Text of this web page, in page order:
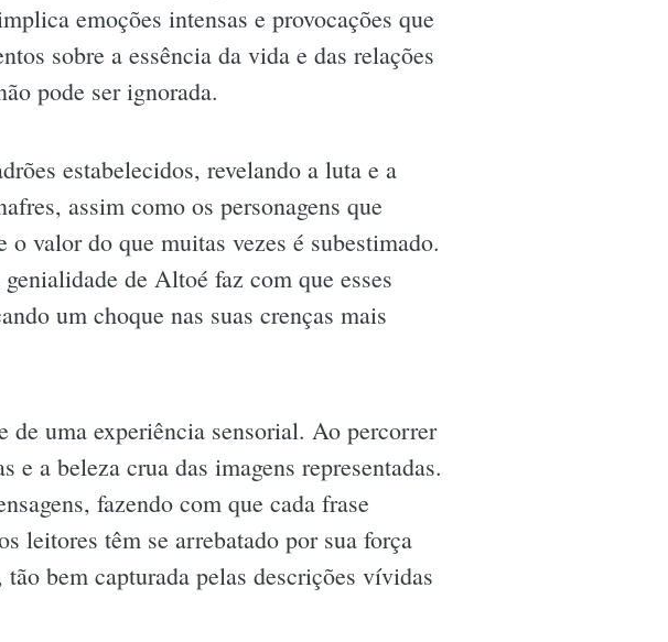
emoções intensas e provocações que
sobre a essência da vida e das relações
pode ser ignorada.
estabelecidos, revelando a luta e a
assim como os personagens que
valor do que muitas vezes é subestimado.
de Altoé faz com que esses
um choque nas suas crenças mais
de uma experiência sensorial. Ao percorrer
e a beleza crua das imagens representadas.
fazendo com que cada frase
leitores têm se arrebatado por sua força
bem capturada pelas descrições vívidas